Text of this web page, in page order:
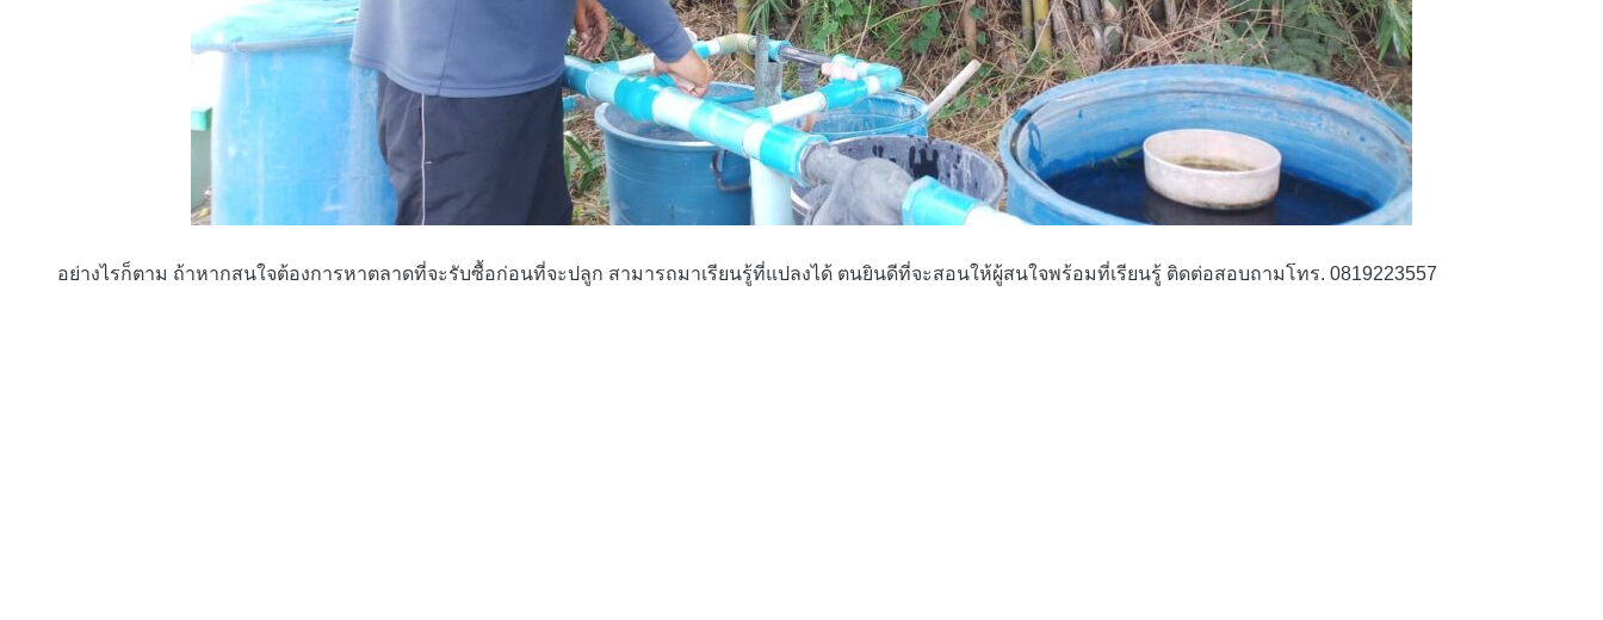
อย่างไรก็ตาม ถ้าหากสนใจต้องการหาตลาดที่จะรับซื้อก่อนที่จะปลูก สามารถมาเรียนรู้ที่แปลงได้ ตนยินดีที่จะสอนให้ผู้สนใจพร้อมที่เรียนรู้ ติดต่อสอบถามโทร. 0819223557